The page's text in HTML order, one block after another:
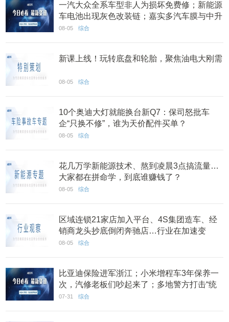
一汽大众全系车型非人为损坏免费修；新能源
车电池出现灰色改装链；嘉实多汽车膜与中升
集团达成合作丨AC早报
08-05 综合
新课上线！玩转底盘和轮胎，聚焦油电大刚需
08-05 综合
10个奥迪大灯就能换台新Q7：保司怒批车
企“只换不修”，谁为天价配件买单？
08-05 综合
花几万学新能源技术、熬到凌晨3点搞流量…
大家都在拼命学，到底谁赚钱了？
08-05 综合
区域连锁21家店加入平台、4S集团造车、经
销商龙头抄底倒闭奔驰店…行业在加速变
迁？|7月看点
08-05 综合
比亚迪保险进军浙江；小米增程车3年保养一
次，汽修老板们吵起来了；多地警方打击“统
筹车险”骗局丨AC早报
07-31 综合